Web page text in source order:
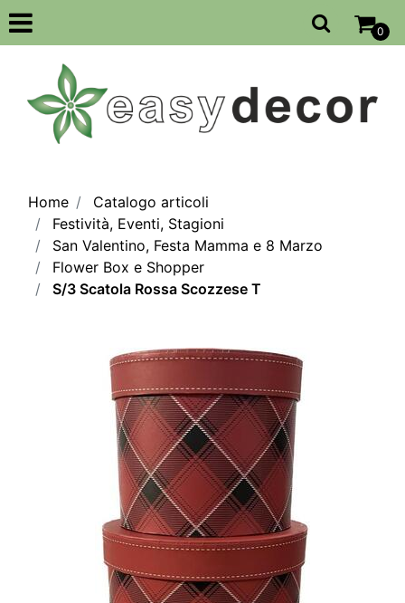
Open
0
Home
Catalogo articoli
Festività, Eventi, Stagioni
San Valentino, Festa Mamma e 8 Marzo
Flower Box e Shopper
S/3 Scatola Rossa Scozzese T